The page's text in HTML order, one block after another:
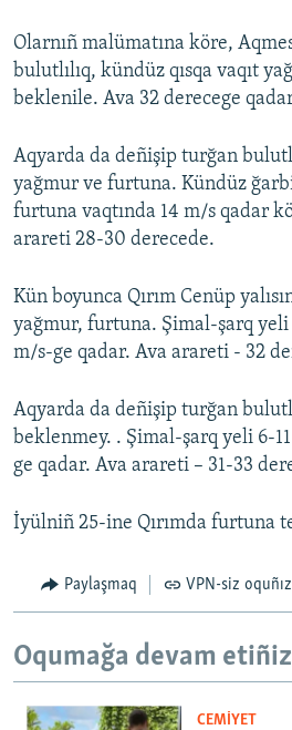
BLOGLAR
FİKİR
Русский
Українською
QOŞULIÑIZ!
RFE/RS bütün saytları
Olarnıñ malümatına köre,
bulutlılıq, kündüz qısqa vaqıt
beklenile. Ava 32 derecege qadar
Aqyarda da deñişip turğan
yağmur ve furtuna. Kündüz
furtuna vaqtında 14 m/s qadar
arareti 28-30 derecede.
Kün boyunca Qırım Cenüp
yağmur, furtuna. Şimal-şarq yeli
m/s-ge qadar. Ava arareti - 32
Aqyarda da deñişip turğan
beklenmey. . Şimal-şarq yeli 6-
ge qadar. Ava arareti – 31-33
İyülniñ 25-ine Qırımda furtuna
Paylaşmaq VPN-siz oquñız
Oqumağa devam etiñiz
CEMİYET